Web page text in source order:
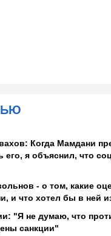
Когда Мамдани
его, я объяснил, что
- о том, какие
и что хотел бы в ней
"Я не думаю, что
санкции"